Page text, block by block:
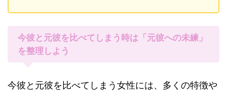
今彼と元彼を比べてしまう時は「元彼への未練」
を整理しよう
今彼と元彼を比べてしまう女性には、多くの特徴や